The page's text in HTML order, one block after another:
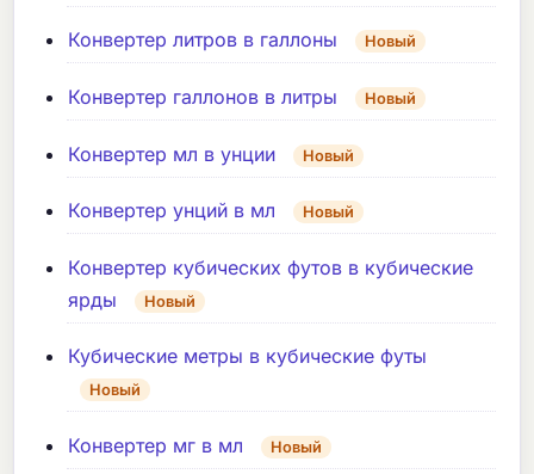
Конвертер литров в галлоны Новый
Конвертер галлонов в литры Новый
Конвертер мл в унции Новый
Конвертер унций в мл Новый
Конвертер кубических футов в кубические
ярды
Новый
Кубические метры в кубические футы
Новый
Конвертер мг в мл Новый